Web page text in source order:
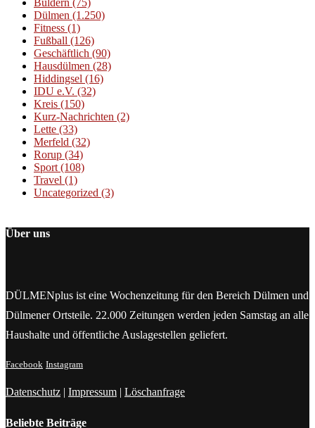
Dülmen (1.250)
Fitness (1)
Fußball (126)
Geschäftlich (90)
Hausdülmen (28)
Hiddingsel (16)
IDU e.V. (32)
Kreis (150)
Kurz-Nachrichten (2)
Lette (33)
Merfeld (32)
Rorup (34)
Sport (108)
Travel (1)
Uncategorized (3)
Über uns
DÜLMENplus ist eine Wochenzeitung für den Bereich Dülmen und
Dülmener Ortsteile. 22.000 Zeitungen werden jeden Samstag an alle
Haushalte und öffentliche Auslagestellen geliefert.
Facebook Instagram
Datenschutz | Impressum | Löschanfrage
Beliebte Beiträge